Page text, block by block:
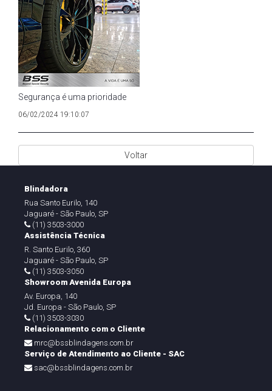
Segurança é uma prioridade
06/02/2024 19:10:07
Voltar
Blindadora
Rua Santo Eurilo, 140
Jaguaré - São Paulo, SP
(11) 3503-3000
Assistência Técnica
R. Santo Eurilo, 360
Jaguaré - São Paulo, SP
(11) 3503-3050
Showroom Avenida Europa
Av. Europa, 140
Jd. Europa - São Paulo, SP
(11) 3503-3030
Relacionamento com o Cliente
mrc@bssblindagens.com.br
Serviço de Atendimento ao Cliente - SAC
sac@bssblindagens.com.br